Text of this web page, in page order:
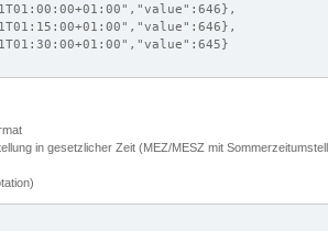
in gesetzlicher Zeit (MEZ/MESZ mit